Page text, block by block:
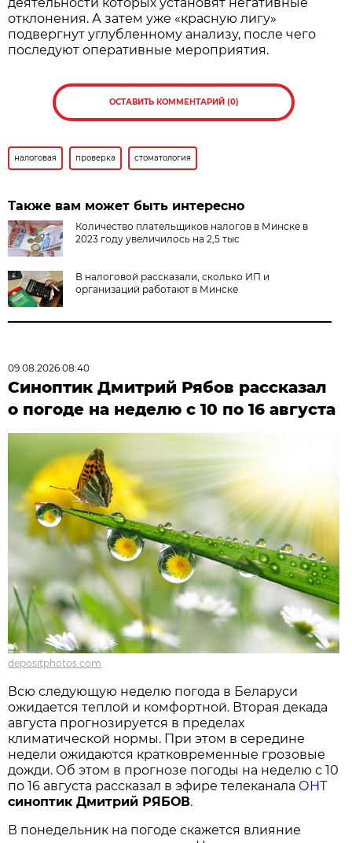
отклонения. А затем уже «красную лигу»
подвергнут углубленному анализу, после чего
последуют оперативные мероприятия.
ОСТАВИТЬ КОММЕНТАРИЙ (0)
налоговая проверка стоматология
Также вам может быть интересно
Количество плательщиков налогов в Минске в
2023 году увеличилось на 2,5 тыс
В налоговой рассказали, сколько ИП и
организаций работают в Минске
09.08.2026 08:40
Синоптик Дмитрий Рябов рассказал
о погоде на неделю с 10 по 16 августа
depositphotos.com
Всю следующую неделю погода в Беларуси
ожидается теплой и комфортной. Вторая декада
августа прогнозируется в пределах
климатической нормы. При этом в середине
недели ожидаются кратковременные грозовые
дожди. Об этом в прогнозе погоды на неделю с 10
по 16 августа рассказал в эфире телеканала ОНТ
синоптик Дмитрий РЯБОВ.
В понедельник на погоде скажется влияние